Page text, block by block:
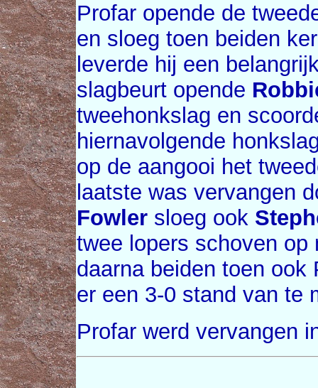
Profar opende de
en sloeg toen beiden
leverde hij een
slagbeurt opende
tweehonkslag en
hiernavolgende
op de aangooi het
laatste was vervangen
Fowlersloeg ook
twee lopers schoven op
daarna beiden toen ook
er een 3-0 stand van te
Profar werd vervangen